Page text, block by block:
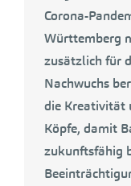
Corona-
Württemberg
zusätzlich für
Nachwuchs
die Kreativität
Köpfe, damit
zukunftsfähig